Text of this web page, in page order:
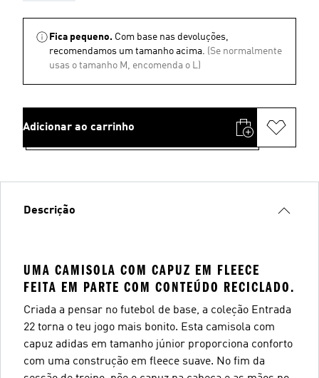
Fica pequeno. Com base nas devoluções,
recomendamos um tamanho acima. (Se normalmente
usas o tamanho M, encomenda o L)
Adicionar ao carrinho
Descrição
UMA CAMISOLA COM CAPUZ EM FLEECE
FEITA EM PARTE COM CONTEÚDO RECICLADO.
Criada a pensar no futebol de base, a coleção Entrada
22 torna o teu jogo mais bonito. Esta camisola com
capuz adidas em tamanho júnior proporciona conforto
com uma construção em fleece suave. No fim da